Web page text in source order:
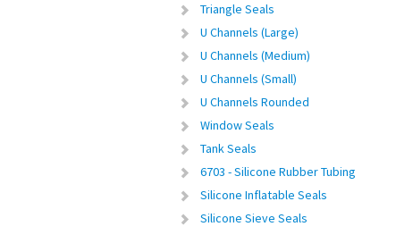
Triangle Seals
U Channels (Large)
U Channels (Medium)
U Channels (Small)
U Channels Rounded
Window Seals
Tank Seals
6703 - Silicone Rubber Tubing
Silicone Inflatable Seals
Silicone Sieve Seals